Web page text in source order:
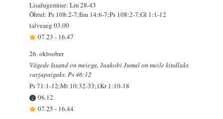
Lisalugemine: Lm 28-43
Õhtul: Ps 108:2-7;Ilm 14:6-7;Ps 108:2-7;Gl 1:1-12
talveaeg 03.00
07.23- 16.47
26. oktoober
Vägede Issand on meiega, Jaakobi Jumal on meile kindlaks
varjupaigaks. Ps 46:12
Ps 71:1-12;Mt 10:32-33;1Kr 1:10-18
06.12
07.25- 16.44